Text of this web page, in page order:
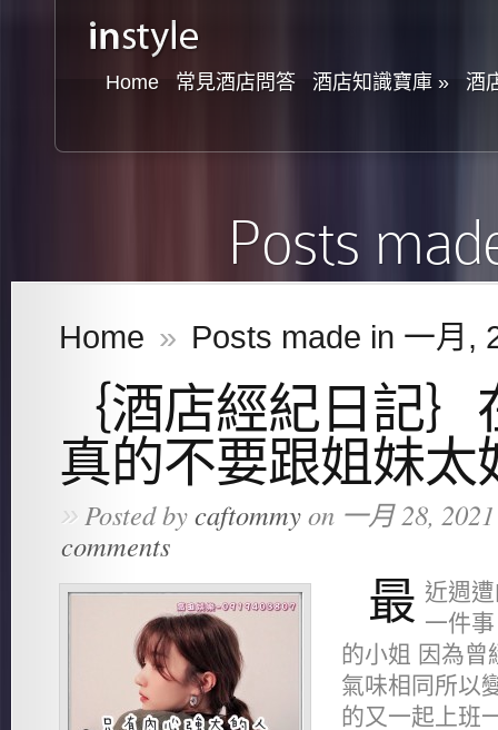
Home 常見酒店問答 酒店知識寶庫 » 酒
Posts
Home » Posts made in 一月,
｛酒店經紀日記
真的不要跟姐妹太
»Posted bycaftommyon 一月 28,
comments
最 近週
一件
的小姐 因為曾
氣味相同所以
的又一起上班